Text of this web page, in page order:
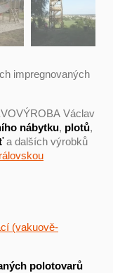
impregnovaných
Václav
nábytku, plotů,
a dalších výrobků
(vakuově-
polotovarů